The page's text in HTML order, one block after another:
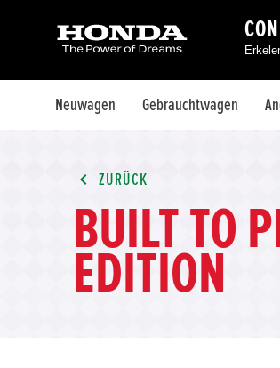
Neuwagen Gebrauchtwagen
ZURÜCK
BUILT TO
EDITION